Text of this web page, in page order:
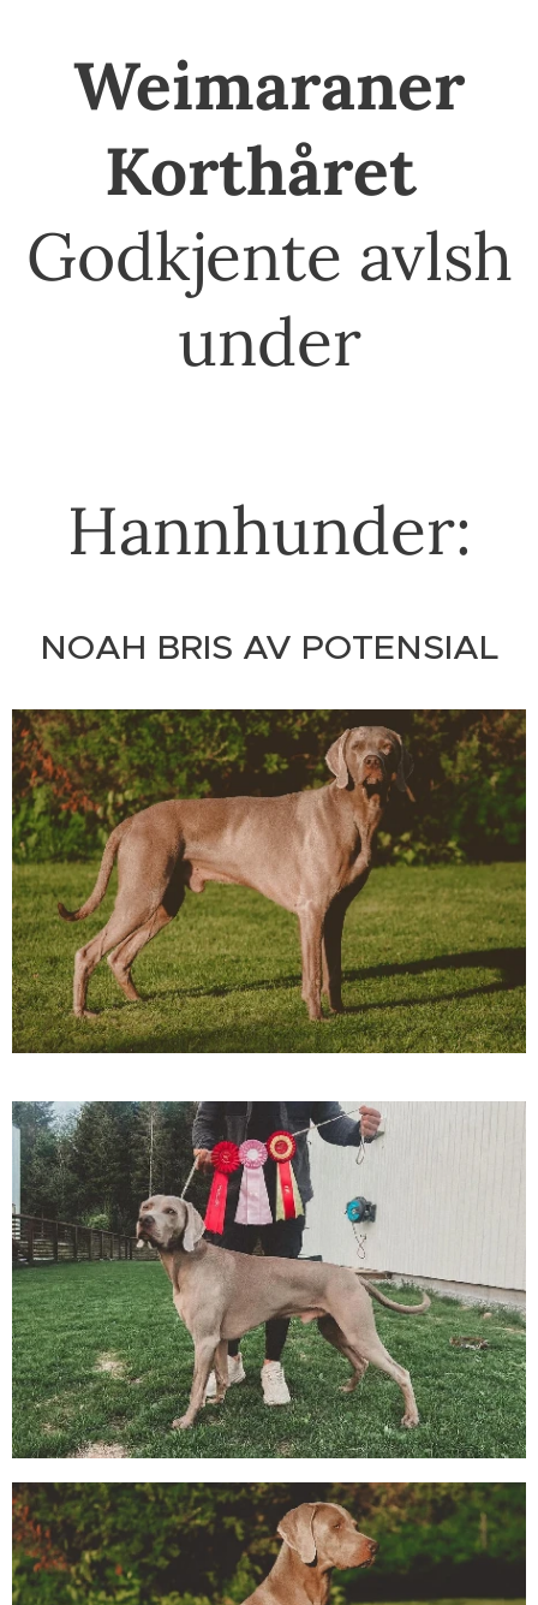
Weimaraner
Korthåret
Godkjente avlsh
under
Hannhunder:
NOAH BRIS AV POTENSIAL